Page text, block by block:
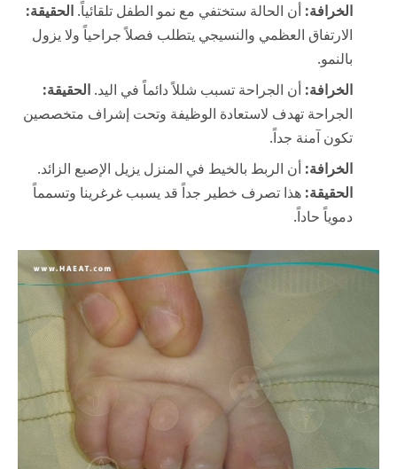
الخرافة: أن الحالة ستختفي مع نمو الطفل تلقائياً. الحقيقة:
الارتفاق العظمي والنسيجي يتطلب فصلاً جراحياً ولا يزول
بالنمو.
الخرافة: أن الجراحة تسبب شللاً دائماً في اليد. الحقيقة:
الجراحة تهدف لاستعادة الوظيفة وتحت إشراف متخصصين
تكون آمنة جداً.
الخرافة: أن الربط بالخيط في المنزل يزيل الإصبع الزائد.
الحقيقة: هذا تصرف خطير جداً قد يسبب غرغرينا وتسمماً
دموياً حاداً.